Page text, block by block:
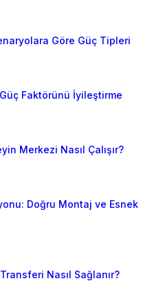
Göre Güç Tipleri
Faktörünü İyileştirme
Merkezi Nasıl Çalışır?
Doğru Montaj ve Esnek
Nasıl Sağlanır?